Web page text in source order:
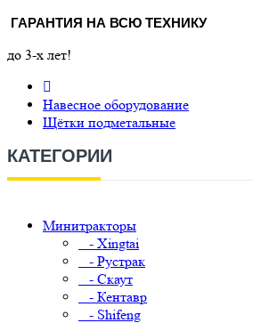
ГАРАНТИЯ НА ВСЮ ТЕХНИКУ
до 3-х лет!
Навесное оборудование
Щётки подметальные
КАТЕГОРИИ
Минитракторы
- Xingtai
- Рустрак
- Скаут
- Кентавр
- Shifeng